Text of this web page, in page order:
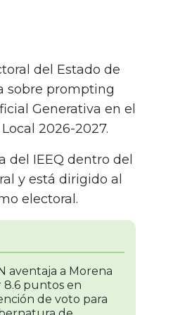
del Estado de
sobre prompting
Generativa en el
2026-2027.
del IEEQ dentro del
y está dirigido al
electoral.
aventaja a Morena
8.6 puntos en
de voto para